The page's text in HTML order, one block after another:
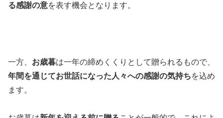
る感謝の意を表す機会となります。
一方、 お歳暮は一年の締めくくりとして贈られるもので、
年間を通じてお世話になった人々への感謝の気持ちを込め
ます。